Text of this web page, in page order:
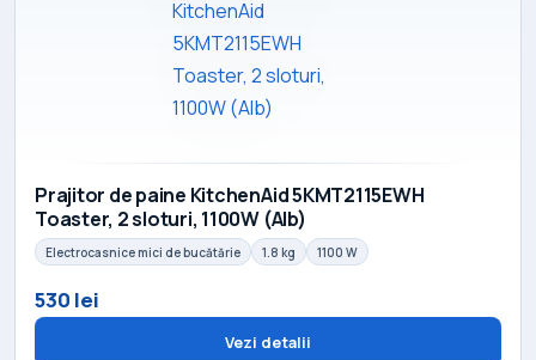
Prajitor de paine KitchenAid 5KMT2115EWH
Toaster, 2 sloturi, 1100W (Alb)
Electrocasnice mici de bucătărie 1.8 kg 1100 W
530 lei
Vezi detalii